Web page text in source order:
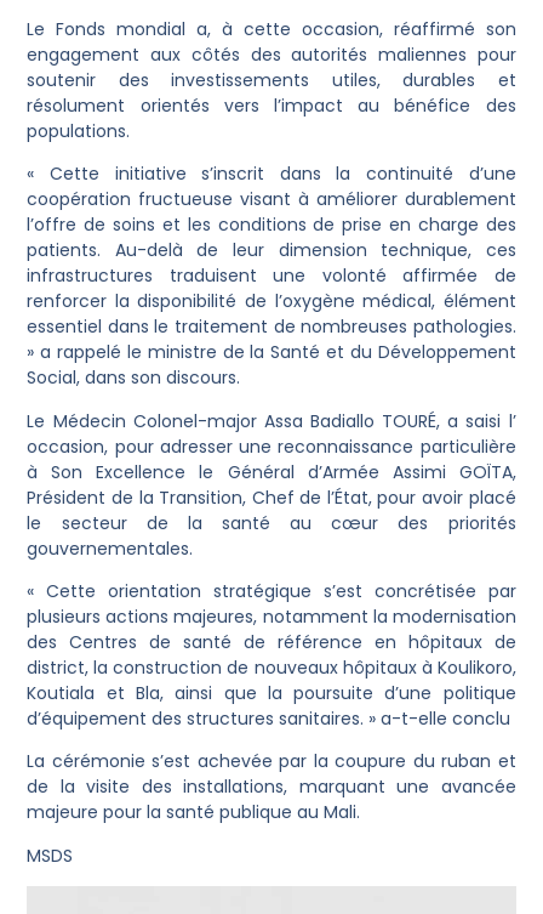
Le Fonds mondial a, à cette occasion, réaffirmé son
engagement aux côtés des autorités maliennes pour
soutenir des investissements utiles, durables et
résolument orientés vers l’impact au bénéfice des
populations.
« Cette initiative s’inscrit dans la continuité d’une
coopération fructueuse visant à améliorer durablement
l’offre de soins et les conditions de prise en charge des
patients. Au-delà de leur dimension technique, ces
infrastructures traduisent une volonté affirmée de
renforcer la disponibilité de l’oxygène médical, élément
essentiel dans le traitement de nombreuses pathologies.
» a rappelé le ministre de la Santé et du Développement
Social, dans son discours.
Le Médecin Colonel-major Assa Badiallo TOURÉ, a saisi l’
occasion, pour adresser une reconnaissance particulière
à Son Excellence le Général d’Armée Assimi GOÏTA,
Président de la Transition, Chef de l’État, pour avoir placé
le secteur de la santé au cœur des priorités
gouvernementales.
« Cette orientation stratégique s’est concrétisée par
plusieurs actions majeures, notamment la modernisation
des Centres de santé de référence en hôpitaux de
district, la construction de nouveaux hôpitaux à Koulikoro,
Koutiala et Bla, ainsi que la poursuite d’une politique
d’équipement des structures sanitaires. » a-t-elle conclu
La cérémonie s’est achevée par la coupure du ruban et
de la visite des installations, marquant une avancée
majeure pour la santé publique au Mali.
MSDS